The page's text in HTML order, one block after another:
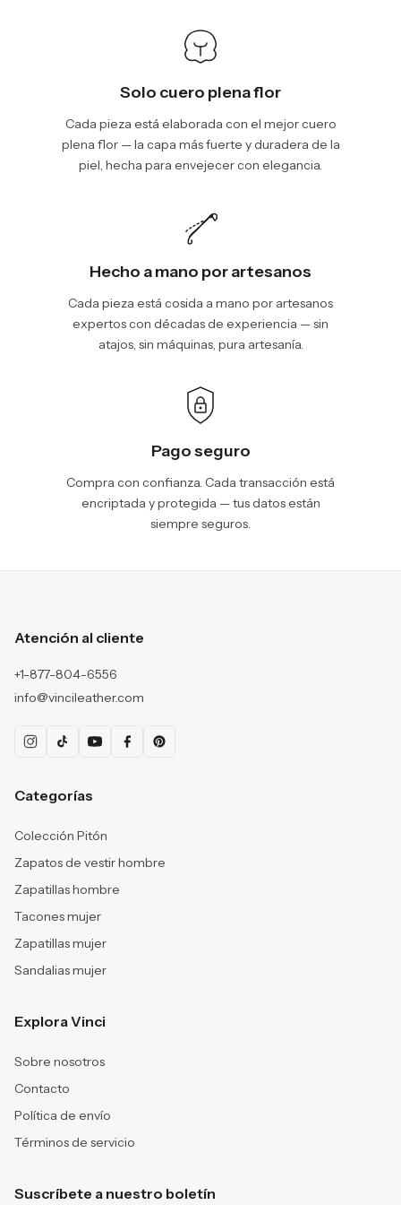
Solo cuero plena flor
Cada pieza está elaborada con el mejor cuero
plena flor — la capa más fuerte y duradera de la
piel, hecha para envejecer con elegancia.
Hecho a mano por artesanos
Cada pieza está cosida a mano por artesanos
expertos con décadas de experiencia — sin
atajos, sin máquinas, pura artesanía.
Pago seguro
Compra con confianza. Cada transacción está
encriptada y protegida — tus datos están
siempre seguros.
Atención al cliente
+1-877-804-6556
info@vincileather.com
Categorías
Colección Pitón
Zapatos de vestir hombre
Zapatillas hombre
Tacones mujer
Zapatillas mujer
Sandalias mujer
Explora Vinci
Sobre nosotros
Contacto
Política de envío
Términos de servicio
Suscríbete a nuestro boletín